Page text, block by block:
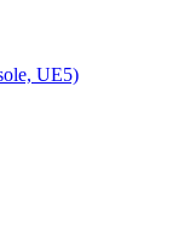
UE5)